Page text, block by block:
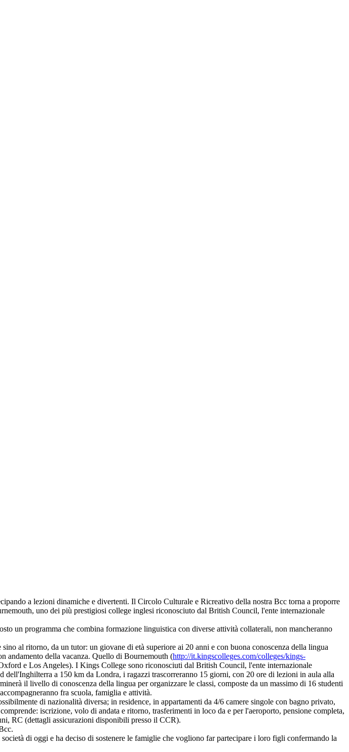
a lezioni dinamiche e divertenti. Il Circolo Culturale e Ricreativo della nostra Bcc torna a proporre
uno dei più prestigiosi college inglesi riconosciuto dal British Council, l'ente internazionale
un programma che combina formazione linguistica con diverse attività collaterali, non mancheranno
al ritorno, da un tutor: un giovane di età superiore ai 20 anni e con buona conoscenza della lingua
andamento della vacanza. Quello di Bournemouth (http://it.kingscolleges.com/colleges/kings-
e Los Angeles). I Kings College sono riconosciuti dal British Council, l'ente internazionale
a 150 km da Londra, i ragazzi trascorreranno 15 giorni, con 20 ore di lezioni in aula alla
il livello di conoscenza della lingua per organizzare le classi, composte da un massimo di 16 studenti
fra scuola, famiglia e attività.
di nazionalità diversa; in residence, in appartamenti da 4/6 camere singole con bagno privato,
iscrizione, volo di andata e ritorno, trasferimenti in loco da e per l'aeroporto, pensione completa,
RC (dettagli assicurazioni disponibili presso il CCR).
di oggi e ha deciso di sostenere le famiglie che vogliono far partecipare i loro figli confermando la